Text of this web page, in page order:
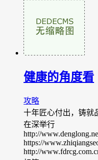
健康的角度看
攻略
十年匠心付出，铸就
在深举行
http://
https://
http://